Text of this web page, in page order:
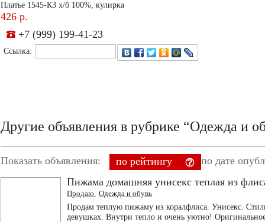
Платье 1545-К3 х/б 100%, кулирка
426 р.
+7 (999) 199-41-23
Ссылка:
Другие объявления в рубрике “Одежда и
Показать объявления: по рейтингу
по дате
Пижама домашняя унисекс теплая из
Продаю Одежда и обувь
Продам теплую пижаму из коралфлиса. Унисекс.
девушках. Внутри тепло и очень уютно!